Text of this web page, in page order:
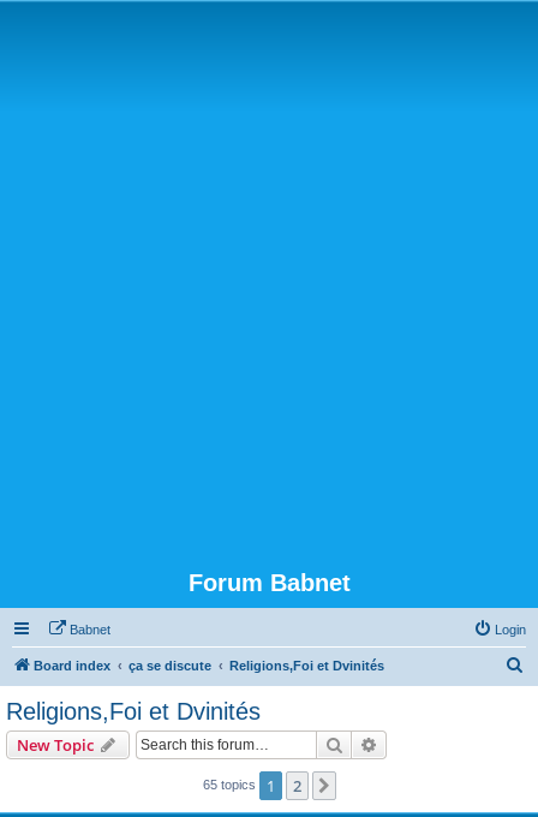
Forum Babnet
Babnet Login
Board index ça se discute Religions,Foi et Dvinités
Religions,Foi et Dvinités
New Topic Search
65 topics 1 2